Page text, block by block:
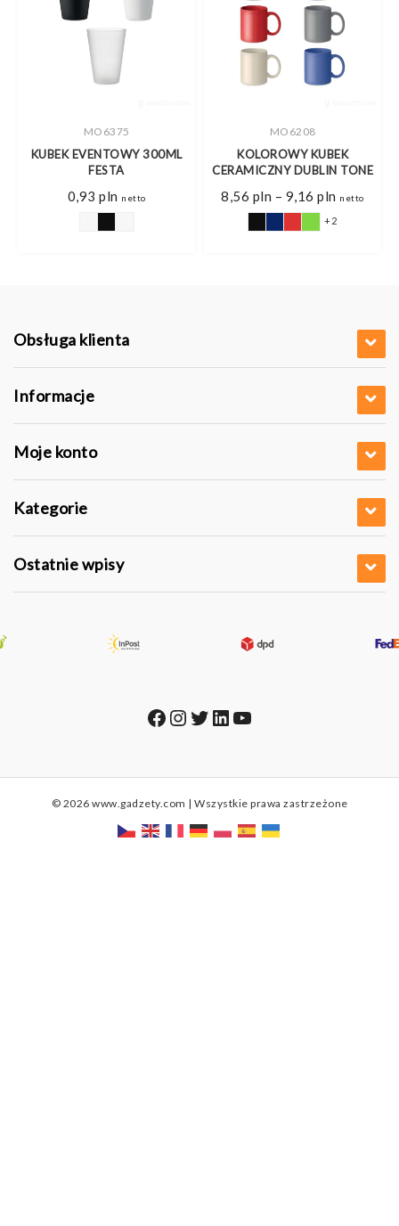
MO6375
KUBEK EVENTOWY 300ML
FESTA
0,93 pln netto
MO6208
KOLOROWY KUBEK
CERAMICZNY DUBLIN TONE
8,56 pln – 9,16pln Zakres
od
netto
+2
Obsługa klienta
Informacje
Moje konto
Kategorie
Ostatnie wpisy
Facebook
Instagram
Twitter
LinkedIn
YouTube
© 2026 www.gadzety.com | Wszystkie prawa zastrzeżone